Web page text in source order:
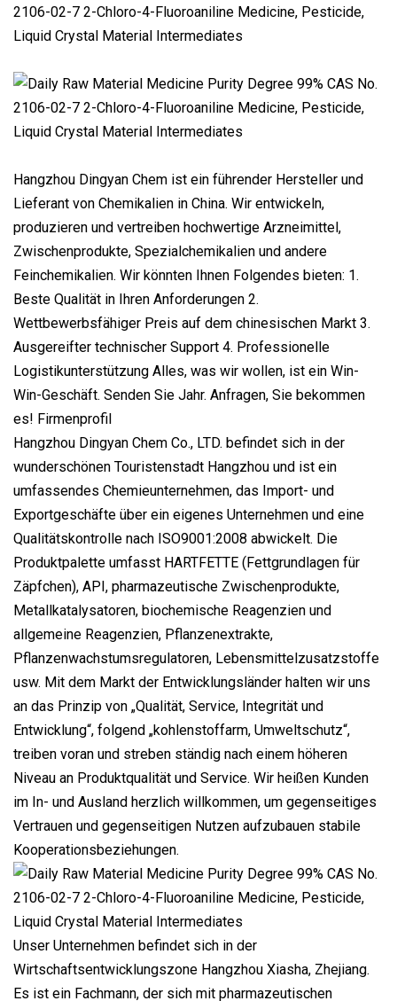
Hangzhou Dingyan Chem ist ein führender Hersteller und
Lieferant von Chemikalien in China. Wir entwickeln,
produzieren und vertreiben hochwertige Arzneimittel,
Zwischenprodukte, Spezialchemikalien und andere
Feinchemikalien. Wir könnten Ihnen Folgendes bieten: 1.
Beste Qualität in Ihren Anforderungen 2.
Wettbewerbsfähiger Preis auf dem chinesischen Markt 3.
Ausgereifter technischer Support 4. Professionelle
Logistikunterstützung Alles, was wir wollen, ist ein Win-
Win-Geschäft. Senden Sie Jahr. Anfragen, Sie bekommen
es! Firmenprofil
Hangzhou Dingyan Chem Co., LTD. befindet sich in der
wunderschönen Touristenstadt Hangzhou und ist ein
umfassendes Chemieunternehmen, das Import- und
Exportgeschäfte über ein eigenes Unternehmen und eine
Qualitätskontrolle nach ISO9001:2008 abwickelt. Die
Produktpalette umfasst HARTFETTE (Fettgrundlagen für
Zäpfchen), API, pharmazeutische Zwischenprodukte,
Metallkatalysatoren, biochemische Reagenzien und
allgemeine Reagenzien, Pflanzenextrakte,
Pflanzenwachstumsregulatoren, Lebensmittelzusatzstoffe
usw. Mit dem Markt der Entwicklungsländer halten wir uns
an das Prinzip von „Qualität, Service, Integrität und
Entwicklung“, folgend „kohlenstoffarm, Umweltschutz“,
treiben voran und streben ständig nach einem höheren
Niveau an Produktqualität und Service. Wir heißen Kunden
im In- und Ausland herzlich willkommen, um gegenseitiges
Vertrauen und gegenseitigen Nutzen aufzubauen stabile
Kooperationsbeziehungen.
Unser Unternehmen befindet sich in der
Wirtschaftsentwicklungszone Hangzhou Xiasha, Zhejiang.
Es ist ein Fachmann, der sich mit pharmazeutischen